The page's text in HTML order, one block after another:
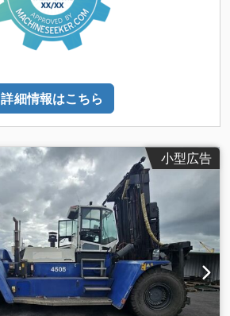
詳細情報はこちら
小型広告